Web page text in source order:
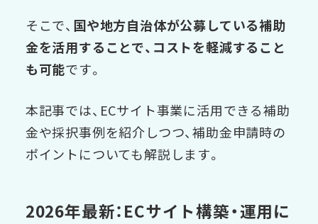
そこで、 国や地方自治体が公募している補助
金を活用することで、コストを軽減すること
も可能です。
本記事では、ECサイト事業に活用できる補助
金や採択事例を紹介しつつ、補助金申請時の
ポイントについても解説します。
2026年最新：ECサイト構築・運用に